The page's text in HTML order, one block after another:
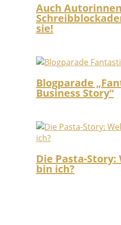
Auch
sie!
Blogparade
Business Story“
Die Pasta-Story:
bin ich?